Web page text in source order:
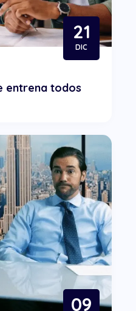
21
DIC
entrena todos
09